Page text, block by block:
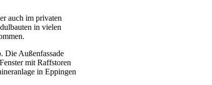
auch im privaten
in vielen
Die Außenfassade
mit Raffstoren
in Eppingen